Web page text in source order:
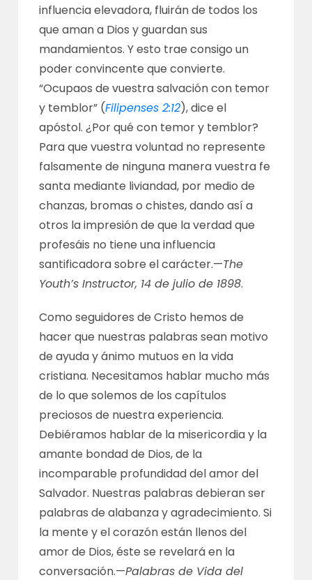
influencia elevadora, fluirán de todos los
que aman a Dios y guardan sus
mandamientos. Y esto trae consigo un
poder convincente que convierte.
“Ocupaos de vuestra salvación con temor
y temblor” (Filipenses 2:12), dice el
apóstol. ¿Por qué con temor y temblor?
Para que vuestra voluntad no represente
falsamente de ninguna manera vuestra fe
santa mediante liviandad, por medio de
chanzas, bromas o chistes, dando así a
otros la impresión de que la verdad que
profesáis no tiene una influencia
santificadora sobre el carácter.—The
Youth’s Instructor, 14 de julio de 1898.
Como seguidores de Cristo hemos de
hacer que nuestras palabras sean motivo
de ayuda y ánimo mutuos en la vida
cristiana. Necesitamos hablar mucho más
de lo que solemos de los capítulos
preciosos de nuestra experiencia.
Debiéramos hablar de la misericordia y la
amante bondad de Dios, de la
incomparable profundidad del amor del
Salvador. Nuestras palabras debieran ser
palabras de alabanza y agradecimiento. Si
la mente y el corazón están llenos del
amor de Dios, éste se revelará en la
conversación.—Palabras de Vida del